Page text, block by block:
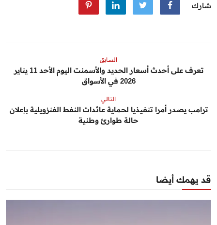
شارك
السابق
تعرف على أحدث أسعار الحديد والأسمنت اليوم الأحد 11 يناير
2026 في الأسواق
التالي
ترامب يصدر أمرا تنفيذيا لحماية عائدات النفط الفنزويلية بإعلان
حالة طوارئ وطنية
قد يهمك أيضا